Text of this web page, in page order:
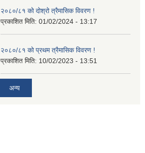
२०८०/८१ को दोश्रो त्रैमासिक विवरण !
प्रकाशित मिति: 01/02/2024 - 13:17
२०८०/८१ को प्रथम त्रैमासिक विवरण !
प्रकाशित मिति: 10/02/2023 - 13:51
अन्य